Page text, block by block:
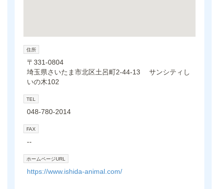
住所
〒331-0804
埼玉県さいたま市北区土呂町2-44-13 サンシティし
いの木102
TEL
048-780-2014
FAX
--
ホームページURL
https://www.ishida-animal.com/